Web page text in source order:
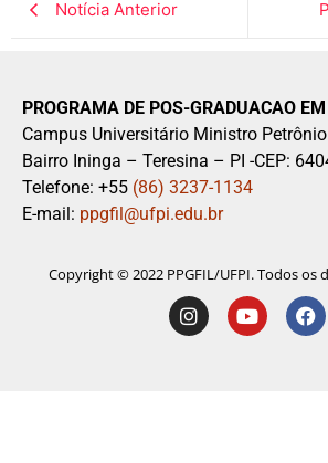
Notícia Anterior
PROGRAMA DE POS-GRADUACAO
Campus Universitário Ministro
Bairro Ininga – Teresina – PI -CEP:
Telefone: +55 (86) 3237-1134
E-mail: ppgfil@ufpi.edu.br
Copyright © 2022 PPGFIL/UFPI. Todos os